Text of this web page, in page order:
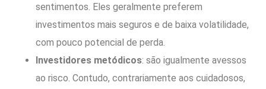
sentimentos. Eles geralmente preferem
investimentos mais seguros e de baixa volatilidade,
com pouco potencial de perda.
Investidores metódicos: são igualmente avessos
ao risco. Contudo, contrariamente aos cuidadosos,